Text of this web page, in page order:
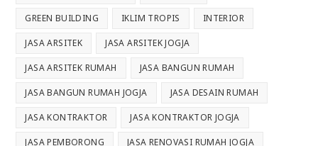
GREEN BUILDING IKLIM TROPIS INTERIOR
JASA ARSITEK JASA ARSITEK JOGJA
JASA ARSITEK RUMAH JASA BANGUN RUMAH
JASA BANGUN RUMAH JOGJA JASA DESAIN RUMAH
JASA KONTRAKTOR JASA KONTRAKTOR JOGJA
JASA PEMBORONG JASA RENOVASI RUMAH JOGJA